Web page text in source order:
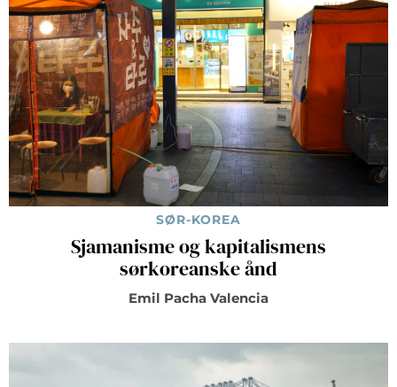
SØR-KOREA
Sjamanisme og kapitalismens
sørkoreanske ånd
Emil Pacha Valencia